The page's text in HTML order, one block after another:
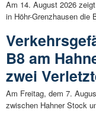
Am 14. August 2026
in Höhr-Grenzhausen die
B8 am
zwei
Am Freitag, dem 7.
zwischen Hahner Stock